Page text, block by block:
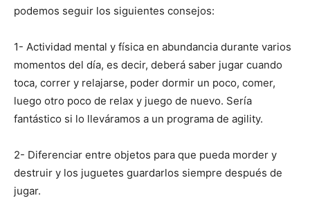
podemos seguir los siguientes consejos:
1- Actividad mental y física en abundancia durante varios
momentos del día, es decir, deberá saber jugar cuando
toca, correr y relajarse, poder dormir un poco, comer,
luego otro poco de relax y juego de nuevo. Sería
fantástico si lo lleváramos a un programa de agility.
2- Diferenciar entre objetos para que pueda morder y
destruir y los juguetes guardarlos siempre después de
jugar.